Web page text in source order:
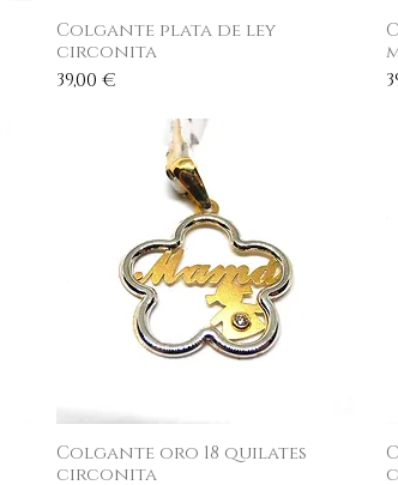
Vista rápida
Colgante plata de ley
circonita
Precio
39,00 €
Vista rápida
Colgante oro 18 quilates
circonita